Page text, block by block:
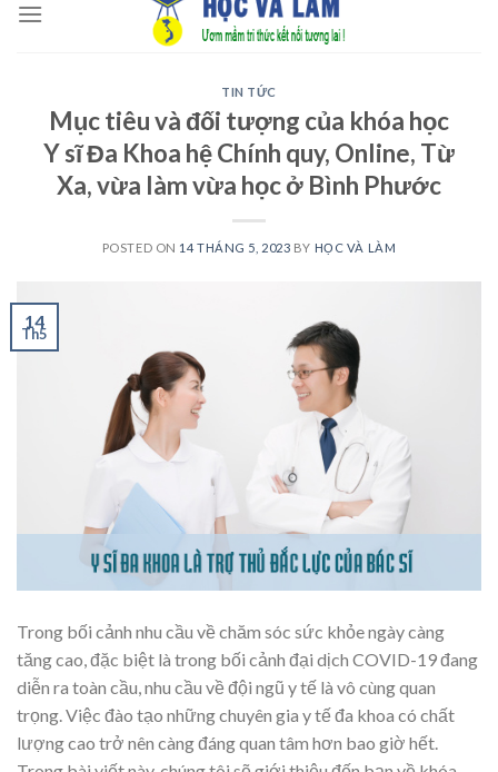
TIN TỨC
Mục tiêu và đối tượng của khóa học
Y sĩ Đa Khoa hệ Chính quy, Online, Từ
Xa, vừa làm vừa học ở Bình Phước
POSTED ON 14 THÁNG 5, 2023 BY HỌC VÀ LÀM
14
Th5
Trong bối cảnh nhu cầu về chăm sóc sức khỏe ngày càng
tăng cao, đặc biệt là trong bối cảnh đại dịch COVID-19 đang
diễn ra toàn cầu, nhu cầu về đội ngũ y tế là vô cùng quan
trọng. Việc đào tạo những chuyên gia y tế đa khoa có chất
lượng cao trở nên càng đáng quan tâm hơn bao giờ hết.